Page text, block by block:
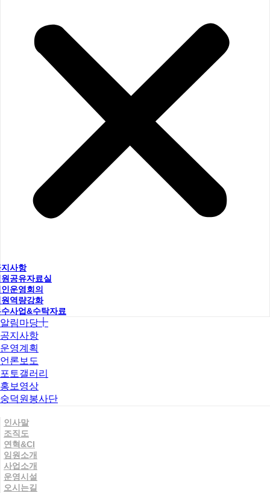
사항
공유자료실
운영회의
역량강화
사업&수탁자료
알림마당
공지사항
운영계획
언론보도
포토갤러리
홍보영상
숭덕원봉사단
인사말
조직도
연혁&CI
임원소개
사업소개
운영시설
오시는길